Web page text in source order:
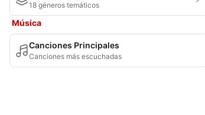
18 géneros temáticos
Música
Canciones Principales
Canciones más escuchadas